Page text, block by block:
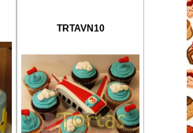
TRTAVN10